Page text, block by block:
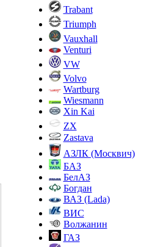
Trabant
Triumph
Vauxhall
Venturi
VW
Volvo
Wartburg
Wiesmann
Xin Kai
ZX
Zastava
АЗЛК (Москвич)
БАЗ
БелАЗ
Богдан
ВАЗ (Lada)
ВИС
Волжанин
ГАЗ